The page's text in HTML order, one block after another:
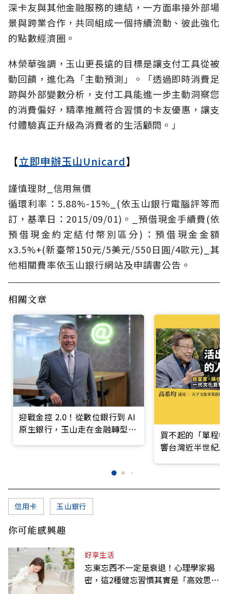
深卡友與其他金融服務的連結，一方面串接外部場
景與跨業合作，共同組成一個持續流動、彼此強化
的點數經濟圈。
林榮華強調，玉山更長遠的目標是讓支付工具從被
動回饋，進化為「主動預測」。「透過即時消費足
跡與外部變數分析，支付工具能進一步主動洞察您
的消費偏好，精準推薦符合習慣的卡友優惠，讓支
付體驗真正升級為消費者的生活顧問。」
【立即申辦玉山Unicard】
謹慎理財_信用無價
循環利率：5.88%-15%_(依玉山銀行電腦評等而
訂，基準日：2015/09/01)。_預借現金手續費(依
預借現金約定結付幣別區分)：預借現金金額
x3.5%+(新臺幣150元/5美元/550日圓/4歐元)_其
他相關費率依玉山銀行網站及申請書公告。
相關文章
迎戰金控 2.0！從數位銀行到 AI
原生銀行，玉山走在金融轉型最
買不起的「單程
響台灣近半世紀
信用卡 玉山銀行
你可能感興趣
好享生活
忘東忘西不一定是衰退！心理學家揭
密，這2種健忘習慣其實是「高效思